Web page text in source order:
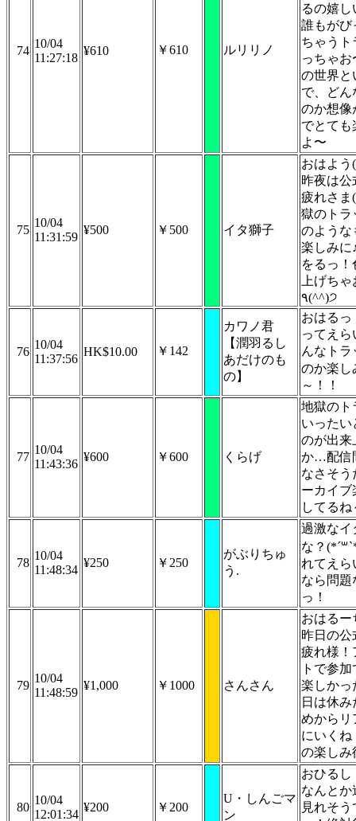
74
10/04
11:27:18
¥610 ￥610 ルリリノ
るの嬉し
誰もがび
ちゃうト
っちゃお
の世界と
で、どん
のか想像
でとても
よ〜
75
10/04
11:31:59
¥500 ￥500 イタ獅子
おはよう
昨夜は公
疲れさま
獄のトラ
のような
楽しみに
をるっ！
上げち
٩(^^)੭
76
10/04
11:37:56
HK$10.00 ￥142
カワノ君
【潤羽るし
あだけのも
の】
おはるっ
ってえら
んなトラ
のか楽し
～！！
77
10/04
11:43:36
¥600 ￥600 くらげ
地獄の
いったい
のが出来
か…配信
なさそう
ーカイブ
してるね
78
10/04
11:48:34
¥250 ￥250
がぶりちゅ
う.
過激なイ
な？
れてえら
なら問題
っ！
79
10/04
11:48:59
¥1,000 ￥1000 さんさん
おはるー
昨日の公
疲れ様！
トで参
楽しかっ
日は休
めからリ
にいくね
の楽しみ
80
10/04
12:01:34
¥200 ￥200
U・しんごマ
ン
おひるし
なんとか
見れそ